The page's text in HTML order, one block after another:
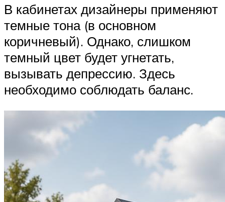
В кабинетах дизайнеры применяют
темные тона (в основном
коричневый). Однако, слишком
темный цвет будет угнетать,
вызывать депрессию. Здесь
необходимо соблюдать баланс.